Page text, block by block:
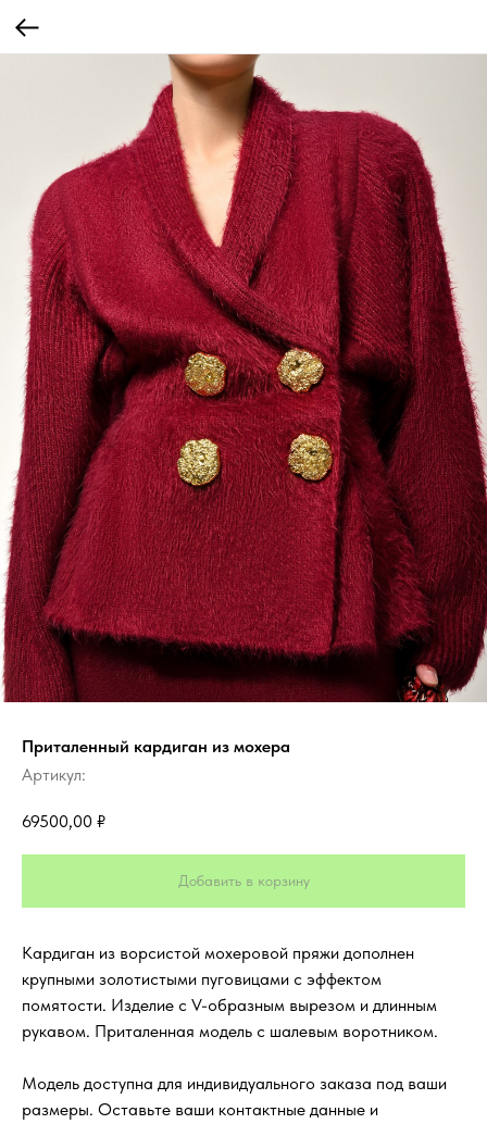
Приталенный кардиган из мохера
Артикул:
69500,00 ₽
Добавить в корзину
Кардиган из ворсистой мохеровой пряжи дополнен
крупными золотистыми пуговицами с эффектом
помятости. Изделие с V-образным вырезом и длинным
рукавом. Приталенная модель с шалевым воротником.
Модель доступна для индивидуального заказа под ваши
размеры. Оставьте ваши контактные данные и